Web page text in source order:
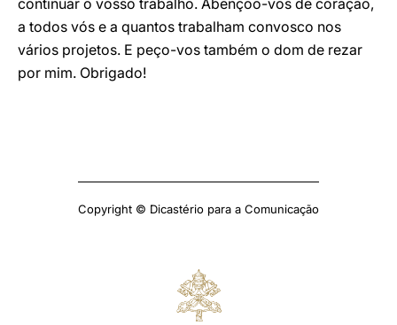
continuar o vosso trabalho. Abençoo-vos de coração,
a todos vós e a quantos trabalham convosco nos
vários projetos. E peço-vos também o dom de rezar
por mim. Obrigado!
Copyright © Dicastério para a Comunicação